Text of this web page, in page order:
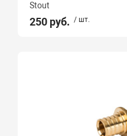
Stout
250 руб. / шт.